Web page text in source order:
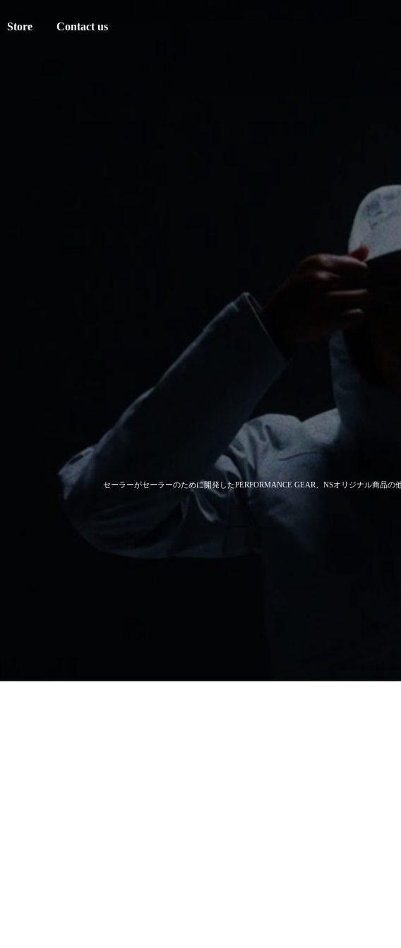
Store Contact us
セーラーがセーラーのために開発したPERFORMANCE GEAR、NSオリジナル商品